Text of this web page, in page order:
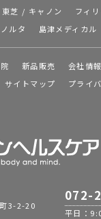
東芝 / キャノン
フィ
ルタ 島津メディカル
新品販売 会社情報
サイトマップ プライ
3-2-20
072-
平日：